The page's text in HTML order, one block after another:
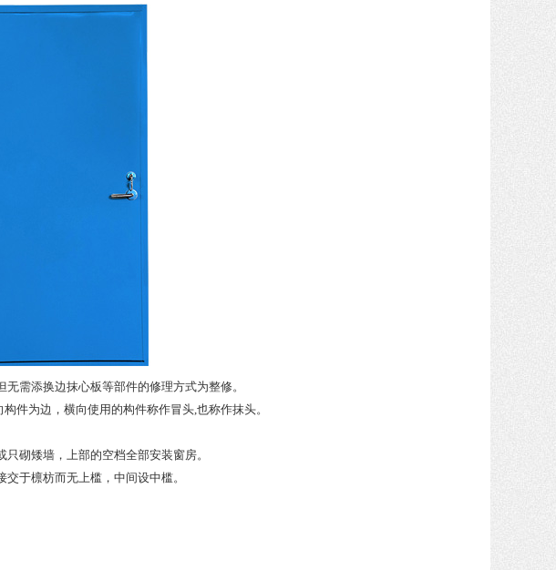
需添换边抹心板等部件的修理方式为整修。
件为边，横向使用的构件称作冒头,也称作抹头。
砌矮墙，上部的空档全部安装窗房。
于檩枋而无上槛，中间设中槛。